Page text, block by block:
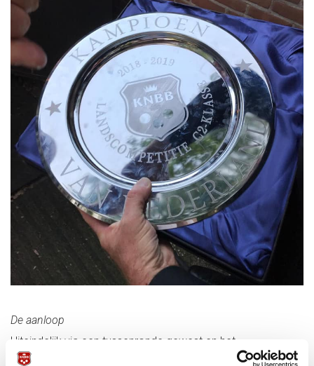
De aanloop
Uiteindelijk via een tussenronde gewest en het
kampioenschap Gewest Noord-Oost Nederland regio Zuid